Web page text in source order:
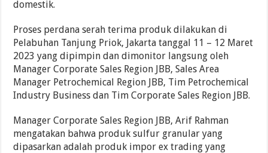
domestik.
Proses perdana serah terima produk dilakukan di
Pelabuhan Tanjung Priok, Jakarta tanggal 11 – 12 Maret
2023 yang dipimpin dan dimonitor langsung oleh
Manager Corporate Sales Region JBB, Sales Area
Manager Petrochemical Region JBB, Tim Petrochemical
Industry Business dan Tim Corporate Sales Region JBB.
Manager Corporate Sales Region JBB, Arif Rahman
mengatakan bahwa produk sulfur granular yang
dipasarkan adalah produk impor ex trading yang